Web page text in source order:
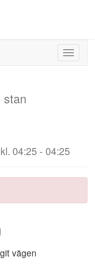
Toggle
stan
04:25 - 04:25
vägen